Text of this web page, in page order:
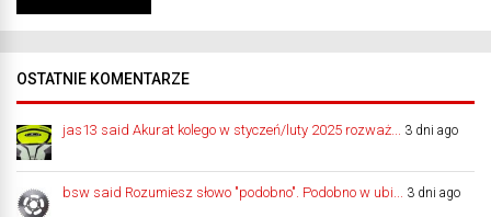
OSTATNIE KOMENTARZE
jas13 said Akurat kolego w styczeń/luty 2025 rozważ... 3 dni ago
bsw said Rozumiesz słowo "podobno". Podobno w ubi... 3 dni ago